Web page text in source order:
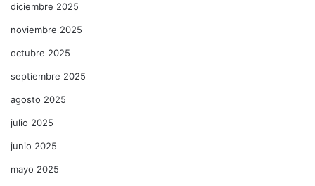
diciembre 2025
noviembre 2025
octubre 2025
septiembre 2025
agosto 2025
julio 2025
junio 2025
mayo 2025